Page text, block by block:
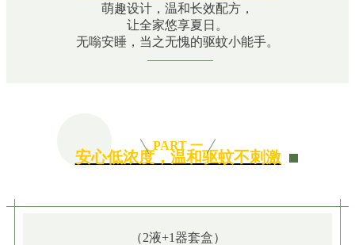
萌趣设计，温和长效配方，
让全家悠享夏日。
无嗡安睡，当之无愧的驱蚊小能手。
PART 一
安心低浓度，温和驱蚊不刺激
（2液+1器套盒）